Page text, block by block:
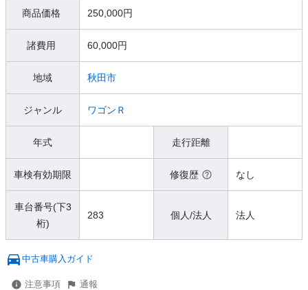
商品価格 250,000円
諸費用 60,000円
地域 秋田市
ジャンル ワゴンＲ
年式 走行距離
車検有効期限 修復歴 なし
車台番号(下3
桁)
283 個人/法人 法人
中古車購入ガイド
注意事項 通報